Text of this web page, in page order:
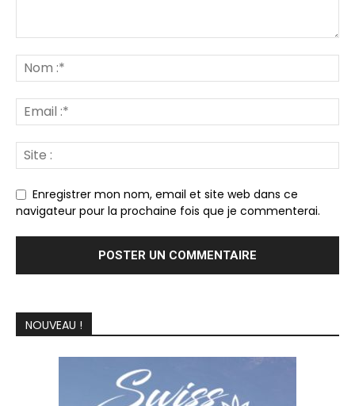
Enregistrer mon nom, email et site web dans ce
navigateur pour la prochaine fois que je commenterai.
NOUVEAU !